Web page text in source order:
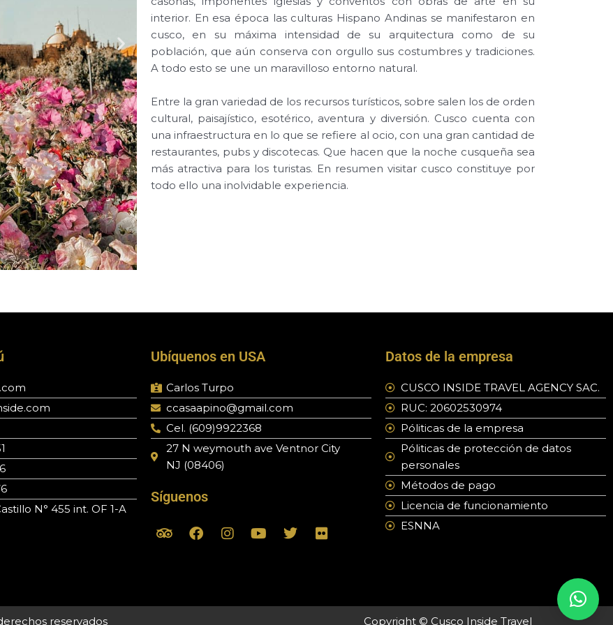
interior. En esa época las culturas Hispano Andinas se manifestaron en
cusco, en su máxima intensidad de su arquitectura como de su
población, que aún conserva con orgullo sus costumbres y tradiciones.
A todo esto se une un maravilloso entorno natural.
Entre la gran variedad de los recursos turísticos, sobre salen los de orden
cultural, paisajístico, esotérico, aventura y diversión. Cusco cuenta con
una infraestructura en lo que se refiere al ocio, con una gran cantidad de
restaurantes, pubs y discotecas. Que hacen que la noche cusqueña sea
más atractiva para los turistas. En resumen visitar cusco constituye por
todo ello una inolvidable experiencia.
N° 455 int. OF 1-A
Ubíquenos en USA
Carlos Turpo
ccasaapino@gmail.com
Cel. (609)9922368
27 N weymouth ave Ventnor City
NJ (08406)
Síguenos
T
r
v
F
a
o
I
n
r
Y
o
e
T
w
r
F
l
Datos de la empresa
CUSCO INSIDE TRAVEL AGENCY SAC.
RUC: 20602530974
Póliticas de la empresa
Póliticas de protección de datos
personales
Métodos de pago
Licencia de funcionamiento
ESNNA
reservados Copyright © Cusco Inside Travel